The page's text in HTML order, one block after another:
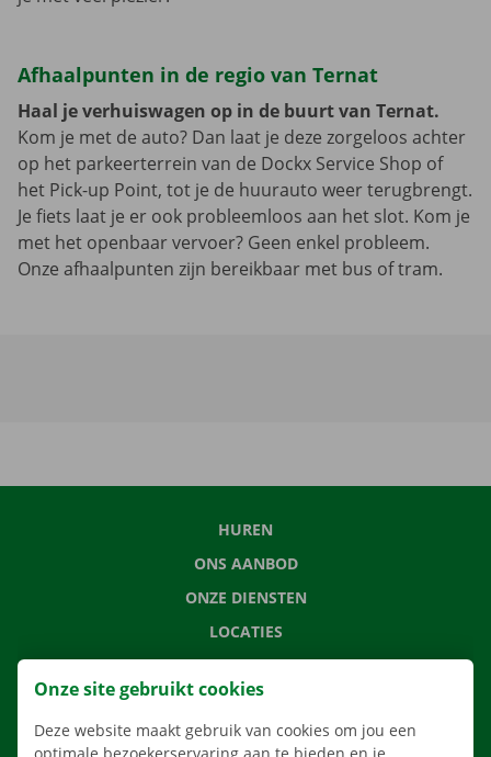
Afhaalpunten in de regio van Ternat
Haal je verhuiswagen op in de buurt van Ternat.
Kom je met de auto? Dan laat je deze zorgeloos achter
op het parkeerterrein van de Dockx Service Shop of
het Pick-up Point, tot je de huurauto weer terugbrengt.
Je fiets laat je er ook probleemloos aan het slot. Kom je
met het openbaar vervoer? Geen enkel probleem.
Onze afhaalpunten zijn bereikbaar met bus of tram.
HUREN
ONS AANBOD
ONZE DIENSTEN
LOCATIES
APP
VERHUISOPLOSSINGEN
Onze site gebruikt cookies
Deze website maakt gebruik van cookies om jou een
optimale bezoekerservaring aan te bieden en je